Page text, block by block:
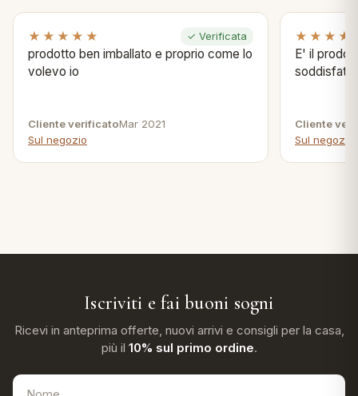
★★★★★ ✓ Verificata
prodotto ben imballato e proprio come lo
volevo io
Cliente verificatoMar 2021
Sul negozio
E' il
soddisfatta
Cliente
Sul negozio
Iscriviti e fai buoni sogni
Ricevi in anteprima offerte, nuovi arrivi e consigli per la casa,
più il 10% sul primo ordine.